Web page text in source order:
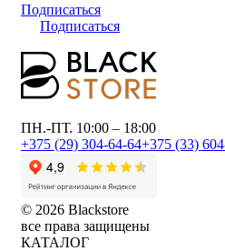
Подписаться
Подписаться
ПН.-ПТ. 10:00 – 18:00
+375 (29) 304-64-64+375 (33)
© 2026 Blackstore
все права защищены
КАТАЛОГ